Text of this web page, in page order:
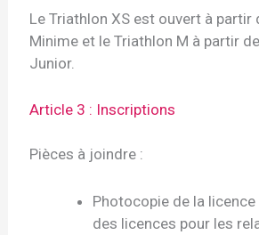
Le Triathlon XS est ouvert à partir
Minime et le Triathlon M à partir
Junior.
Article 3 : Inscriptions
Pièces à joindre :
Photocopie de la licence
des licences pour les